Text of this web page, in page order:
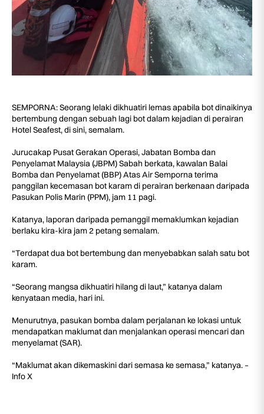
SEMPORNA: Seorang lelaki dikhuatiri lemas apabila bot dinaikinya
bertembung dengan sebuah lagi bot dalam kejadian di perairan
Hotel Seafest, di sini, semalam.
Jurucakap Pusat Gerakan Operasi, Jabatan Bomba dan
Penyelamat Malaysia (JBPM) Sabah berkata, kawalan Balai
Bomba dan Penyelamat (BBP) Atas Air Semporna terima
panggilan kecemasan bot karam di perairan berkenaan daripada
Pasukan Polis Marin (PPM), jam 11 pagi.
Katanya, laporan daripada pemanggil memaklumkan kejadian
berlaku kira-kira jam 2 petang semalam.
“Terdapat dua bot bertembung dan menyebabkan salah satu bot
karam.
“Seorang mangsa dikhuatiri hilang di laut,” katanya dalam
kenyataan media, hari ini.
Menurutnya, pasukan bomba dalam perjalanan ke lokasi untuk
mendapatkan maklumat dan menjalankan operasi mencari dan
menyelamat (SAR).
“Maklumat akan dikemaskini dari semasa ke semasa,” katanya. –
Info X